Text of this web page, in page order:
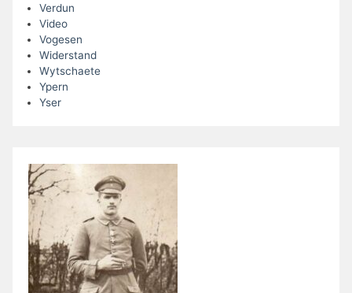
Verdun
Video
Vogesen
Widerstand
Wytschaete
Ypern
Yser